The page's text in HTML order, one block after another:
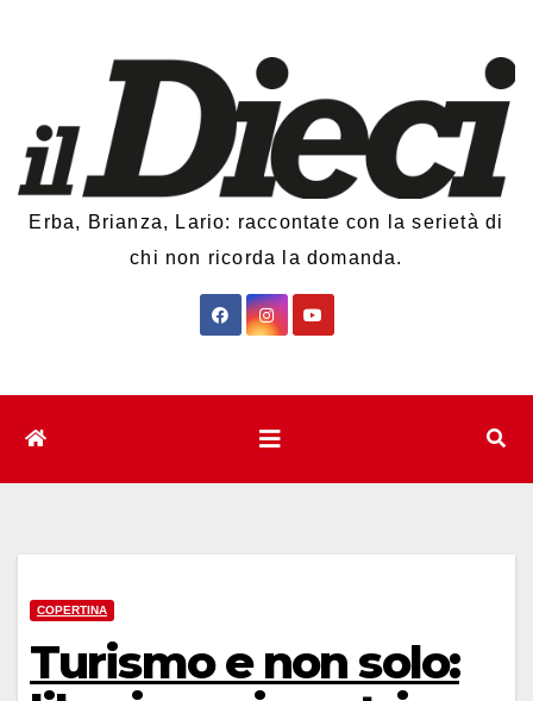
Erba, Brianza, Lario: raccontate con la serietà di
chi non ricorda la domanda.
COPERTINA
Turismo e non solo: